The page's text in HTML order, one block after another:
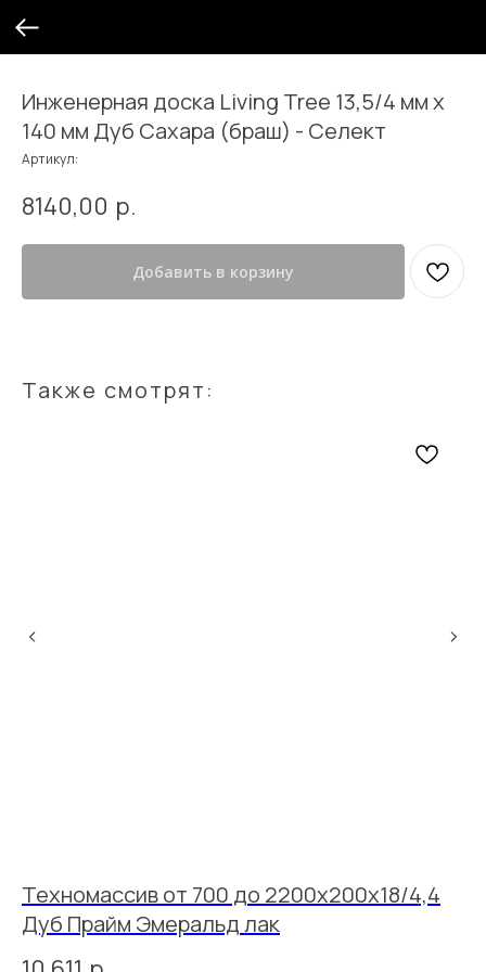
Инженерная доска Living Tree 13,5/4 мм х
140 мм Дуб Сахара (браш) - Селект
Артикул:
8140,00 р.
Добавить в корзину
Также смотрят:
Техномассив от 700 до 2200х200х18/4,4
Дуб Прайм Эмеральд лак